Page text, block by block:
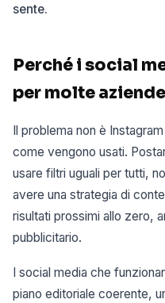
sente.
Perché i social
per molte
Il problema non è
come vengono usati.
usare filtri uguali per tutti,
avere una strategia di
risultati prossimi allo zero,
pubblicitario.
I social media che
piano editoriale coerente,